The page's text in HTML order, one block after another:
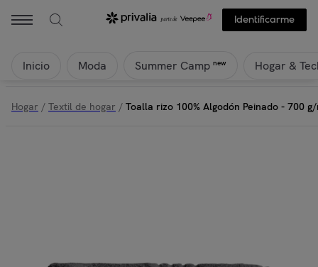
Identificarme
Inicio Moda Summer Camp new Hogar &
Hogar / Textil de hogar / Toalla rizo 100% Algodón Peinado - 700 g/